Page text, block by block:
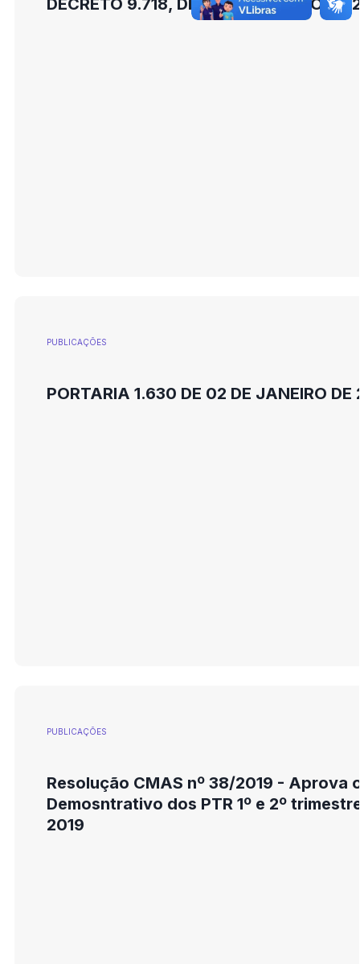
DECRETO 9.718, DE 02 DE JANEIRO DE
PUBLICAÇÕES
PORTARIA 1.630 DE 02 DE JANEIRO
PUBLICAÇÕES
Resolução CMAS nº 38/2019 - Aprova
Demosntrativo dos PTR 1º e 2º
2019